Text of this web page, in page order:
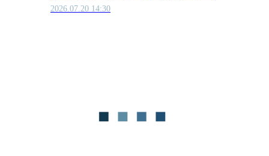
2026.07.20 14:30